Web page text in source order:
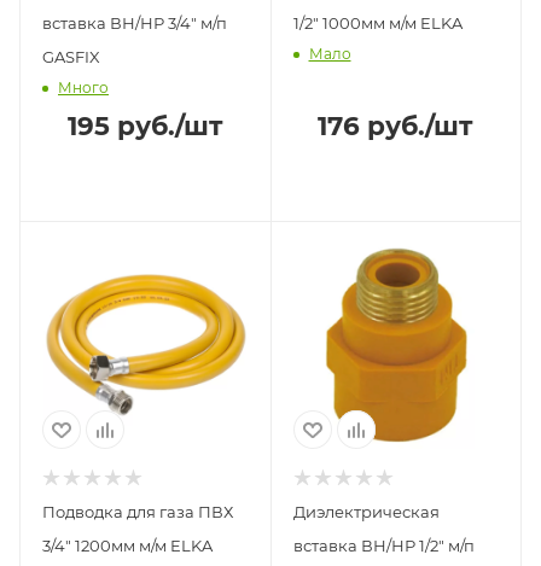
вставка ВН/НР 3/4" м/п
GASFIX
Много
195руб./шт
1/2" 1000мм м/м ELKA
Мало
176 руб./шт
Подводка для газа ПВХ
3/4" 1200мм м/м ELKA
Диэлектрическая
вставка ВН/НР 1/2" м/п